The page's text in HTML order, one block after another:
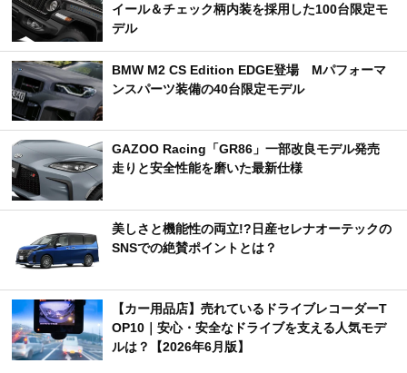
イール＆チェック柄内装を採用した100台限定モ
デル
BMW M2 CS Edition EDGE登場 Mパフォーマ
ンスパーツ装備の40台限定モデル
GAZOO Racing「GR86」一部改良モデル発売
走りと安全性能を磨いた最新仕様
美しさと機能性の両立!?日産セレナオーテックの
SNSでの絶賛ポイントとは？
【カー用品店】売れているドライブレコーダーT
OP10｜安心・安全なドライブを支える人気モデ
ルは？【2026年6月版】